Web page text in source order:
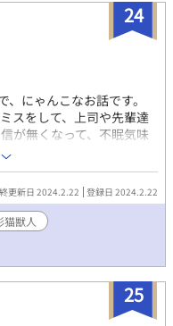
24
にゃんこなお話です。
スをして、上司や先輩達
が無くなって、不眠気味
にかと気にかけてくれて
れることになった。 自己
人。 ※猫耳、猫尻尾付き
ベルズさんでも公開して
更新日 2024.2.22 登録日 2024.2.22
獣人
25